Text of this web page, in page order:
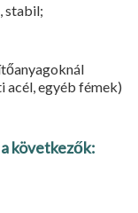
stabil;
acél, egyéb fémek)
következők: